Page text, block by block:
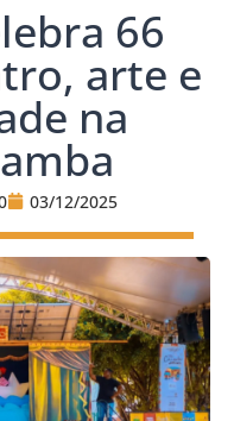
66
arte e
na
03/12/2025